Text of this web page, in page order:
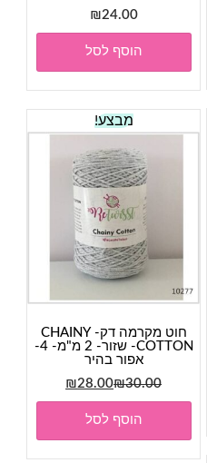
₪24.00
הוסף לסל
מבצע!
חוט מקרמה דק- CHAINY
COTTON- שזור- 2 מ"מ- 4-
אפור בהיר
₪30.00
המחיר
המקורי
היה:
₪30.00.
₪28.00
המחיר
הנוכחי
₪28.00.
הוסף לסל